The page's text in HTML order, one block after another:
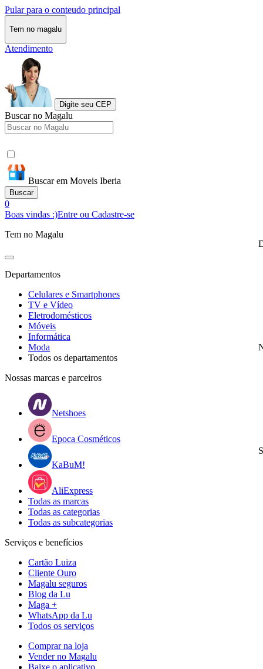
Pular para o conteudo principal
Tem no magalu
Atendimento
Digite seu CEP
Buscar no Magalu
Buscar em Moveis Iberia
Buscar
0
Boas vindas :)Entre ou Cadastre-se
Tem no Magalu
Departamentos
Celulares e Smartphones
TV e Vídeo
Eletrodomésticos
Móveis
Informática
Moda
Todos os departamentos
Nossas marcas e parceiros
Netshoes
Epoca Cosméticos
KaBuM!
AliExpress
Todas as marcas
Todas as categorias
Todas as subcategorias
Serviços e benefícios
Cartão Luiza
Cliente Ouro
Magalu seguros
Blog da Lu
Maga +
WhatsApp da Lu
Todos os serviços
Comprar na loja
Vender no Magalu
Baixe o aplicativo